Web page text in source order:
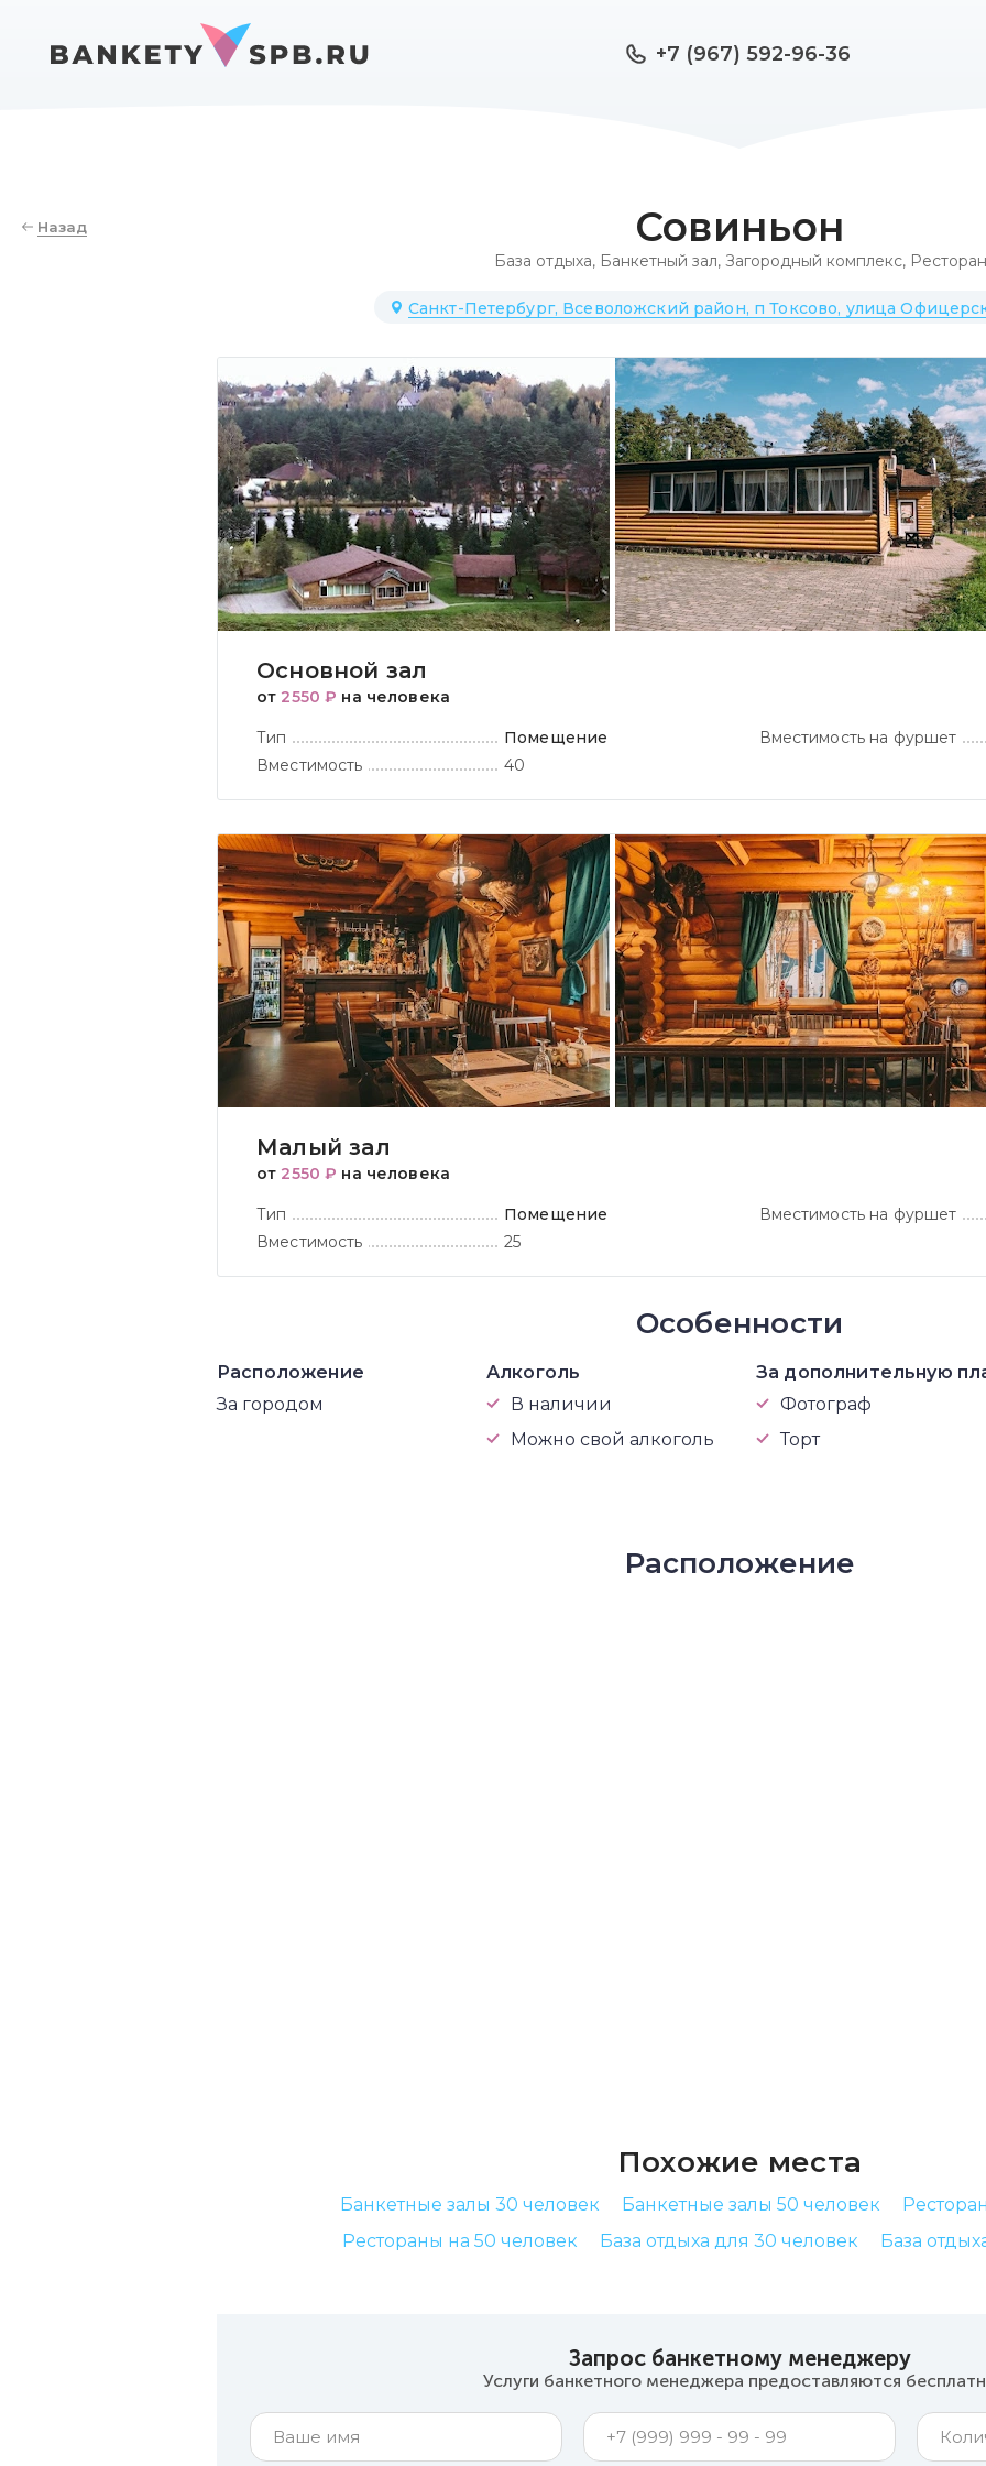
+7 (967) 592-96-36
Назад Совиньон
База отдыха, Банкетный зал,Загородный комплекс, Ресторан
Санкт-Петербург, Всеволожский район, п Токсово, улица
Основной зал
от 2550 ₽ на человека
Тип
Помещение
Вместимость
40
Вместимость на фуршет
Малый зал
от 2550 ₽ на человека
Тип
Помещение
Вместимость
25
Вместимость на фуршет
Особенности
Расположение
За городом
Алкоголь
В наличии
Можно свой алкоголь
За дополнительную
Фотограф
Торт
Расположение
Похожие места
Банкетные залы 30 человек Банкетные залы 50 человек
Рестораны на 50 человек
База отдыха для 30 человек База
Запрос банкетному менеджеру
Услуги банкетного менеджера предоставляются